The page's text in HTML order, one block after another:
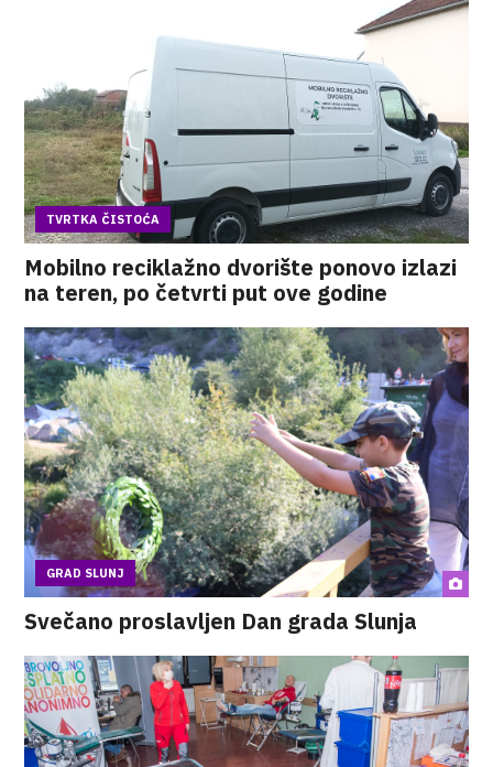
TVRTKA ČISTOĆA
Mobilno reciklažno dvorište ponovo izlazi
na teren, po četvrti put ove godine
GRAD SLUNJ
Svečano proslavljen Dan grada Slunja